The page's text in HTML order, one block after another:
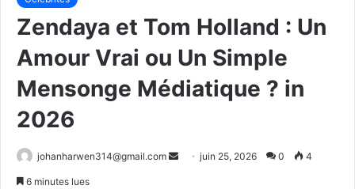
Zendaya et Tom Holland : Un
Amour Vrai ou Un Simple
Mensonge Médiatique ? in
2026
johanharwen314@gmail.com
Envoyerjuin 25, 2026 0 4
6 minutes lues